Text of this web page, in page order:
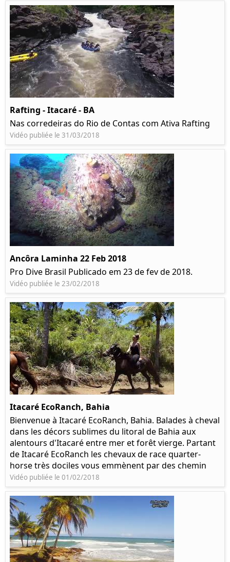
Rafting - Itacaré - BA
Nas corredeiras do Rio de Contas com Ativa Rafting
Vidéo publiée le 31/03/2018
Ancôra Laminha 22 Feb 2018
Pro Dive Brasil Publicado em 23 de fev de 2018.
Vidéo publiée le 23/02/2018
Itacaré EcoRanch, Bahia
Bienvenue à Itacaré EcoRanch, Bahia. Balades à cheval
dans les décors sublimes du litoral de Bahia aux
alentours d'Itacaré entre mer et forêt vierge. Partant
de Itacaré EcoRanch les chevaux de race quarter-
horse très dociles vous emmènent par des chemin
Vidéo publiée le 01/02/2018